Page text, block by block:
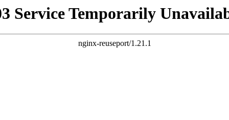
Service Temporarily
nginx-reuseport/1.21.1